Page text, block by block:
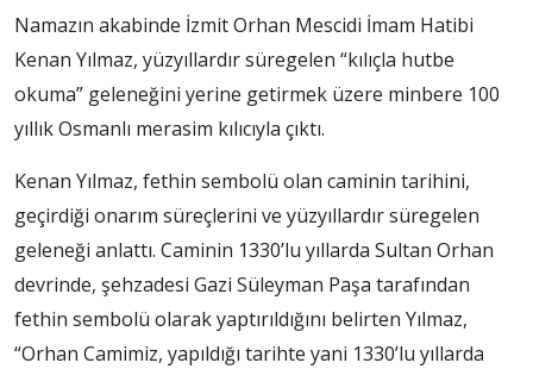
Namazın akabinde İzmit Orhan Mescidi İmam Hatibi
Kenan Yılmaz, yüzyıllardır süregelen “kılıçla hutbe
okuma” geleneğini yerine getirmek üzere minbere 100
yıllık Osmanlı merasim kılıcıyla çıktı.
Kenan Yılmaz, fethin sembolü olan caminin tarihini,
geçirdiği onarım süreçlerini ve yüzyıllardır süregelen
geleneği anlattı. Caminin 1330’lu yıllarda Sultan Orhan
devrinde, şehzadesi Gazi Süleyman Paşa tarafından
fethin sembolü olarak yaptırıldığını belirten Yılmaz,
“Orhan Camimiz, yapıldığı tarihte yani 1330’lu yıllarda